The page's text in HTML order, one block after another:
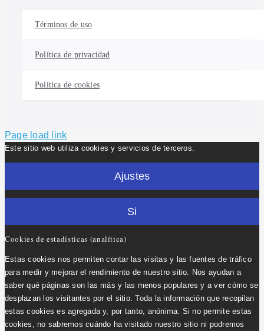
Términos de uso
Política de privacidad
Política de cookies
Page load link
Este sitio web utiliza cookies y servicios de terceros.
Ajustes
Si
Cookies de estadísticas (analítica)
Estas cookies nos permiten contar las visitas y las fuentes de tráfico
para medir y mejorar el rendimiento de nuestro sitio. Nos ayudan a
saber qué páginas son las más y las menos populares y a ver cómo se
desplazan los visitantes por el sitio. Toda la información que recopilan
estas cookies es agregada y, por tanto, anónima. Si no permite estas
cookies, no sabremos cuándo ha visitado nuestro sitio ni podremos